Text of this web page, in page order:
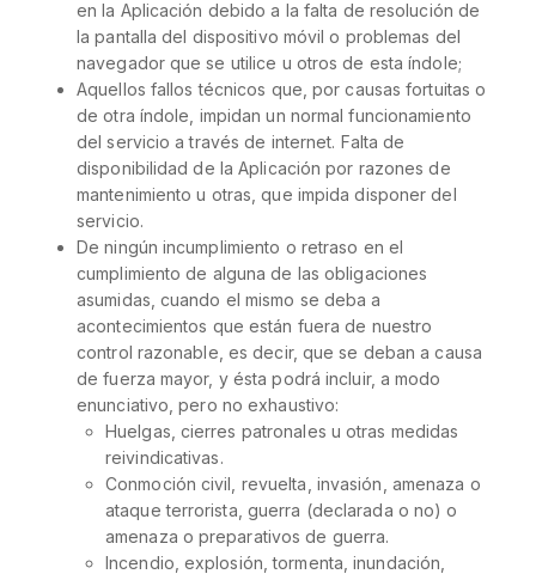
en la Aplicación debido a la falta de resolución de
la pantalla del dispositivo móvil o problemas del
navegador que se utilice u otros de esta índole;
Aquellos fallos técnicos que, por causas fortuitas o
de otra índole, impidan un normal funcionamiento
del servicio a través de internet. Falta de
disponibilidad de la Aplicación por razones de
mantenimiento u otras, que impida disponer del
servicio.
De ningún incumplimiento o retraso en el
cumplimiento de alguna de las obligaciones
asumidas, cuando el mismo se deba a
acontecimientos que están fuera de nuestro
control razonable, es decir, que se deban a causa
de fuerza mayor, y ésta podrá incluir, a modo
enunciativo, pero no exhaustivo:
Huelgas, cierres patronales u otras medidas
reivindicativas.
Conmoción civil, revuelta, invasión, amenaza o
ataque terrorista, guerra (declarada o no) o
amenaza o preparativos de guerra.
Incendio, explosión, tormenta, inundación,